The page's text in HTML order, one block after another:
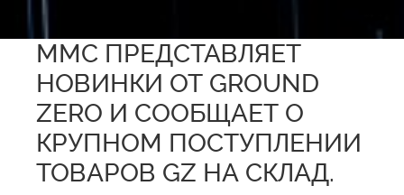
ММС ПРЕДСТАВЛЯЕТ
НОВИНКИ ОТ GROUND
ZERO И СООБЩАЕТ О
КРУПНОМ ПОСТУПЛЕНИИ
ТОВАРОВ GZ НА СКЛАД.